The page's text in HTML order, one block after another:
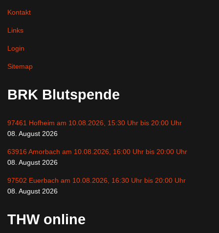
Kontakt
Links
Login
Sitemap
BRK Blutspende
97461 Hofheim am 10.08.2026, 15:30 Uhr bis 20:00 Uhr
08. August 2026
63916 Amorbach am 10.08.2026, 16:00 Uhr bis 20:00 Uhr
08. August 2026
97502 Euerbach am 10.08.2026, 16:30 Uhr bis 20:00 Uhr
08. August 2026
THW online